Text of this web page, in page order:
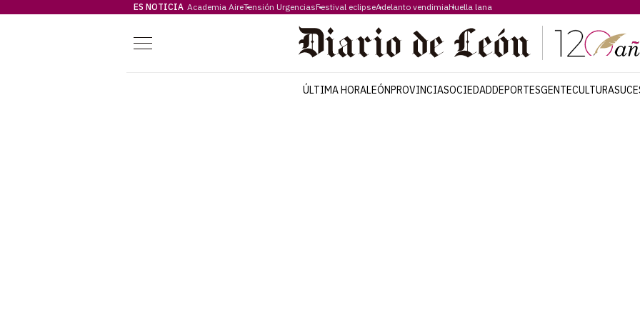
ES NOTICIA Academia AireTensión UrgenciasFestival eclipseAdelanto vendimiaHuella lana
Menú
ÚLTIMA HORALEÓNPROVINCIASOCIEDADDEPORTESGENTECULTURA